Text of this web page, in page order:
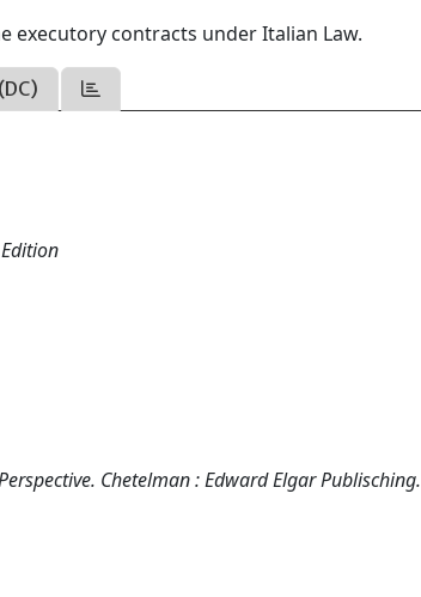
executory contracts under Italian Law.
Chetelman : Edward Elgar Publisching.